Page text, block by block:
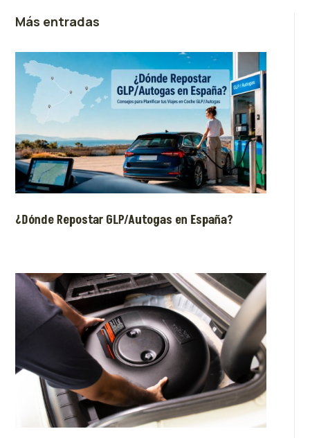
Más entradas
¿Dónde Repostar GLP/Autogas en España?